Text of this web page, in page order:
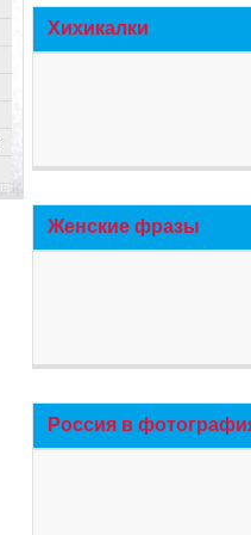
Хихикалки
Женские фразы
Россия в